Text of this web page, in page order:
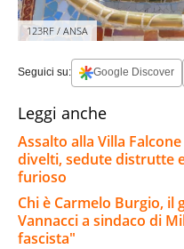
123RF / ANSA
Seguici su: Google Discover
Leggi anche
Assalto alla Villa
divelti, sedute distrutte
furioso
Chi è Carmelo Burgio, il
Vannacci a sindaco di
fascista"